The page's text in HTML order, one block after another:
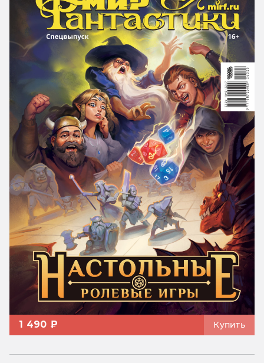
1 490 ₽ Купить